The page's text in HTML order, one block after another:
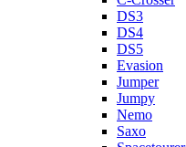
DS3
DS4
DS5
Evasion
Jumper
Jumpy
Nemo
Saxo